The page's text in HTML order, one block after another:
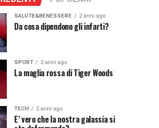
SALUTE&BENESSERE 2 anni ago
Da cosa dipendono gli infarti?
SPORT 2 anni ago
La maglia rossa di Tiger Woods
TECH 2 anni ago
E’ vero che la nostra galassia si